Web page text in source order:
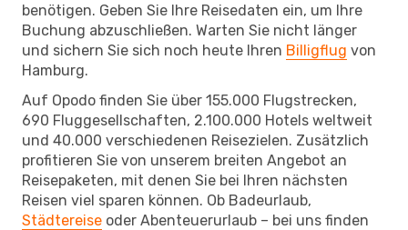
benötigen. Geben Sie Ihre Reisedaten ein, um Ihre
Buchung abzuschließen. Warten Sie nicht länger
und sichern Sie sich noch heute Ihren Billigflug von
Hamburg.
Auf Opodo finden Sie über 155.000 Flugstrecken,
690 Fluggesellschaften, 2.100.000 Hotels weltweit
und 40.000 verschiedenen Reisezielen. Zusätzlich
profitieren Sie von unserem breiten Angebot an
Reisepaketen, mit denen Sie bei Ihren nächsten
Reisen viel sparen können. Ob Badeurlaub,
Städtereise oder Abenteuerurlaub – bei uns finden